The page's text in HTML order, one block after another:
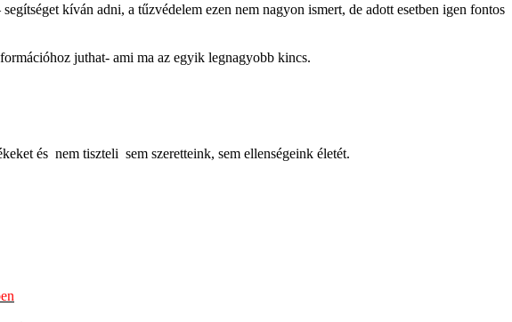
kíván adni, a tűzvédelem ezen nem nagyon ismert, de adott esetben igen fontos
juthat- ami ma az egyik legnagyobb kincs.
és nem tiszteli sem szeretteink, sem ellenségeink életét.